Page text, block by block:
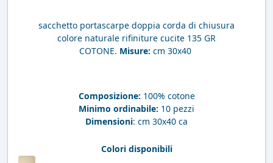
sacchetto portascarpe doppia corda di chiusura
colore naturale rifiniture cucite 135 GR
COTONE. Misure: cm 30x40
Composizione: 100% cotone
Minimo ordinabile: 10 pezzi
Dimensioni: cm 30x40 ca
Colori disponibili